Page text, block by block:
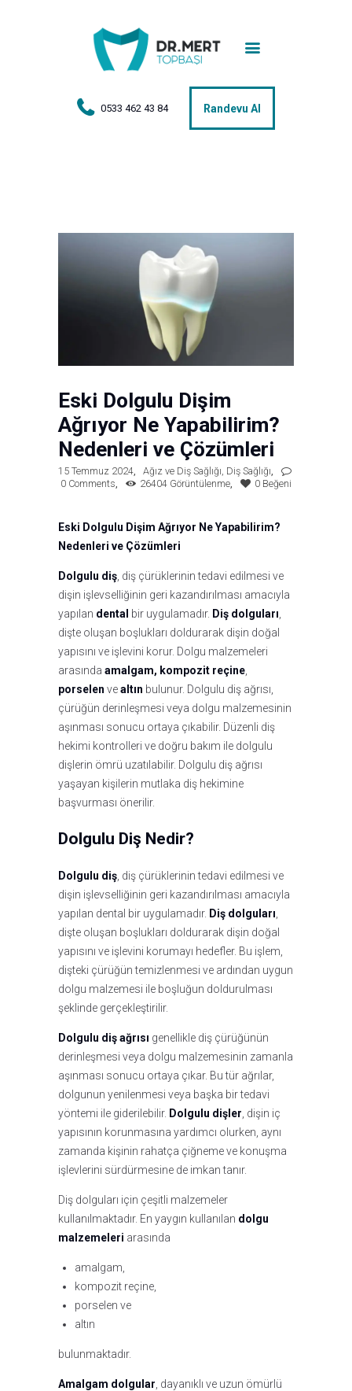
0533 462 43 84 Randevu Al
Anasayfa
Tedaviler
Hakkımda
İletişim
Eski Dolgulu Dişim
Ağrıyor Ne Yapabilirim?
Nedenleri ve Çözümleri
15 Temmuz 2024 Ağız ve Diş Sağlığı, Diş Sağlığı
0 Comments 26404 Görüntülenme 0 Beğeni
Eski Dolgulu Dişim Ağrıyor Ne Yapabilirim?
Nedenleri ve Çözümleri
Dolgulu diş, diş çürüklerinin tedavi edilmesi ve
dişin işlevselliğinin geri kazandırılması amacıyla
yapılan dental bir uygulamadır. Diş dolguları,
dişte oluşan boşlukları doldurarak dişin doğal
yapısını ve işlevini korur. Dolgu malzemeleri
arasında amalgam, kompozit reçine,
porselen vealtın bulunur. Dolgulu diş ağrısı,
çürüğün derinleşmesi veya dolgu malzemesinin
aşınması sonucu ortaya çıkabilir. Düzenli diş
hekimi kontrolleri ve doğru bakım ile dolgulu
dişlerin ömrü uzatılabilir. Dolgulu diş ağrısı
yaşayan kişilerin mutlaka diş hekimine
başvurması önerilir.
Dolgulu Diş Nedir?
Dolgulu diş , diş çürüklerinin tedavi edilmesi ve
dişin işlevselliğinin geri kazandırılması amacıyla
yapılan dental bir uygulamadır. Diş dolguları
dişte oluşan boşlukları doldurarak dişin doğal
yapısını ve işlevini korumayı hedefler. Bu işlem,
dişteki çürüğün temizlenmesi ve ardından uygun
dolgu malzemesi ile boşluğun doldurulması
şeklinde gerçekleştirilir.
Dolgulu diş ağrısı genellikle diş çürüğünün
derinleşmesi veya dolgu malzemesinin zamanla
aşınması sonucu ortaya çıkar. Bu tür ağrılar,
dolgunun yenilenmesi veya başka bir tedavi
yöntemi ile giderilebilir. Dolgulu dişler , dişin iç
yapısının korunmasına yardımcı olurken, aynı
zamanda kişinin rahatça çiğneme ve konuşma
işlevlerini sürdürmesine de imkan tanır.
Diş dolguları için çeşitli malzemeler
kullanılmaktadır. En yaygın kullanılan dolgu
malzemeleri arasında
amalgam,
kompozit reçine,
porselen ve
altın
bulunmaktadır.
Amalgam dolgular , dayanıklı ve uzun ömürlü